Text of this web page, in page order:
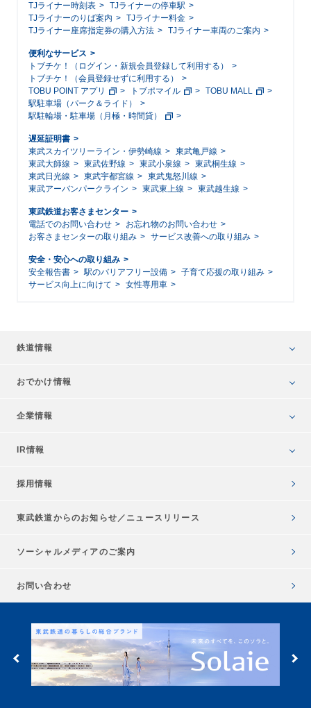
TJライナー時刻表
TJライナーの停車駅
TJライナーのりば案内
TJライナー料金
TJライナー座席指定券の購入方法
TJライナー車両のご案内
便利なサービス
トブチケ！（ログイン・新規会員登録して利用する）
トブチケ！（会員登録せずに利用する）
TOBU POINT アプリ
トブポマイル
TOBU MALL
駅駐車場（パーク＆ライド）
駅駐輪場・駐車場（月極・時間貸）
遅延証明書
東武スカイツリーライン・伊勢崎線
東武亀戸線
東武大師線
東武佐野線 東武小泉線
東武桐生線
東武日光線
東武宇都宮線
東武鬼怒川線
東武アーバンパークライン
東武東上線 東武越生線
東武鉄道お客さまセンター
電話でのお問い合わせ
お忘れ物のお問い合わせ
お客さまセンターの取り組み
サービス改善への取り組み
安全・安心への取り組み
安全報告書
駅のバリアフリー設備
子育て応援の取り組み
サービス向上に向けて
女性専用車
鉄道情報
おでかけ情報
企業情報
IR情報
採用情報
東武鉄道からのお知らせ／ ニュースリリース
ソーシャルメディアのご案内
お問い合わせ